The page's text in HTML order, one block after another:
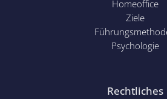
Homeoffice
Ziele
Psychologie
Rechtliches